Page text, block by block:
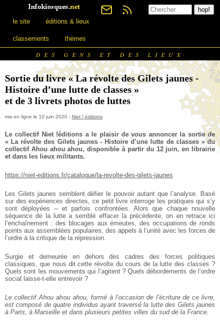
le site éditions & lieux
classements thèmes
DES GENS ET DES LIEUX
Sortie du livre « La révolte des Gilets jaunes -
Histoire d’une lutte de classes »
et de 3 livrets photos de luttes
mis en ligne le 10 juin 2020 - Niet ! éditions
Le collectif Niet !éditions a le plaisir de vous annoncer la sortie de
« La révolte des Gilets jaunes - Histoire d’une lutte de classes » du
collectif Ahou ahou ahou, disponible à partir du 12 juin, en librairie
et dans les lieux militants.
https://niet-editions.fr/catalogue/la-revolte-des-gilets-jaunes
Les Gilets jaunes semblent défier le pouvoir autant que l’analyse. Basé
sur des expériences directes, ce petit livre interroge les pratiques qui s’y
sont déployées – et parfois confrontées. Alors que chaque nouvelle
séquence de la lutte a semblé effacer la précédente, on en retrace ici
l’enchaînement : des blocages aux émeutes, des occupations de ronds
points aux assemblées populaires, des appels à l’unité avec les forces de
l’ordre à la critique de la répression.
Surgie et demeurée en dehors des cadres des forces politiques
classiques, que nous dit cette révolte du cours de la lutte des classes ?
Quels sont les mouvements qui l’agitent ? Quels débordements de l’ordre
social laisse-t-elle entrevoir ?
Le collectif Ahou ahou ahou, formé à l’occasion de l’écriture de ce livre,
est composé de quatre individus ayant traversé la lutte des Gilets jaunes
à Paris, à Marseille et dans plusieurs petites villes du sud de la France.